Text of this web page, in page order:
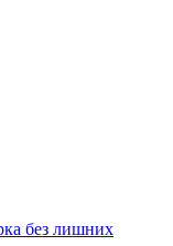
без лишних